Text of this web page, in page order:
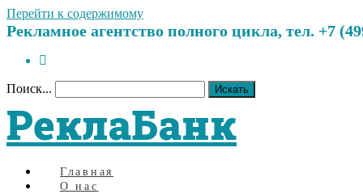
Перейти к содержимому
Рекламное агентство полного цикла, тел. +7
Поиск... Искать
РеклаБанк
Главная
О нас